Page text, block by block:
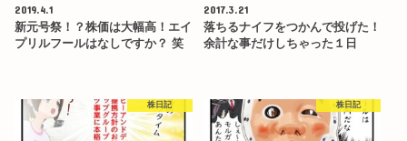
2019.4.1
新元号祭！？株価は大幅高！エイ
プリルフールはなしですか？ 笑
2017.3.21
落ちるナイフをつかんで投げた！
余計な事だけしちゃった１日
株日記 株日記